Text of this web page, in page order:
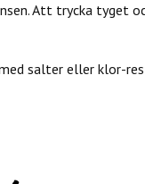
Att trycka tyget
salter eller klor-